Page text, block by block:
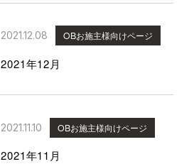
2021.12.08 OBお施主様向けページ
2021年12月
2021.11.10 OBお施主様向けページ
2021年11月